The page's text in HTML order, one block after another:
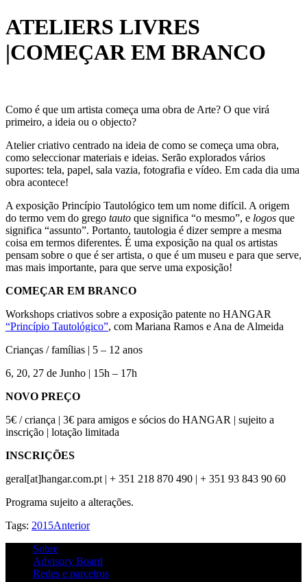
ATELIERS LIVRES
|COMEÇAR EM BRANCO
Como é que um artista começa uma obra de Arte? O que virá
primeiro, a ideia ou o objecto?
Atelier criativo centrado na ideia de como se começa uma obra,
como seleccionar materiais e ideias. Serão explorados vários
suportes: tela, papel, sala vazia, fotografia e vídeo. Em cada dia uma
obra acontece!
A exposição Princípio Tautológico tem um nome difícil. A origem
do termo vem do grego tauto que significa “o mesmo”, e logos que
significa “assunto”. Portanto, tautologia é dizer sempre a mesma
coisa em termos diferentes. É uma exposição na qual os artistas
pensam sobre o que é ser artista, o que é um museu e para que serve,
mas mais importante, para que serve uma exposição!
COMEÇAR EM BRANCO
Workshops criativos sobre a exposição patente no HANGAR
“Princípio Tautológico”, com Mariana Ramos e Ana de Almeida
Crianças / famílias | 5 – 12 anos
6, 20, 27 de Junho | 15h – 17h
NOVO PREÇO
5€ / criança | 3€ para amigos e sócios do HANGAR | sujeito a
inscrição | lotação limitada
INSCRIÇÕES
geral[at]hangar.com.pt | + 351 218 870 490 | + 351 93 843 90 60
Programa sujeito a alterações.
Tags: 2015Anterior
Sobre
Advisory Board
Redes e parceiros